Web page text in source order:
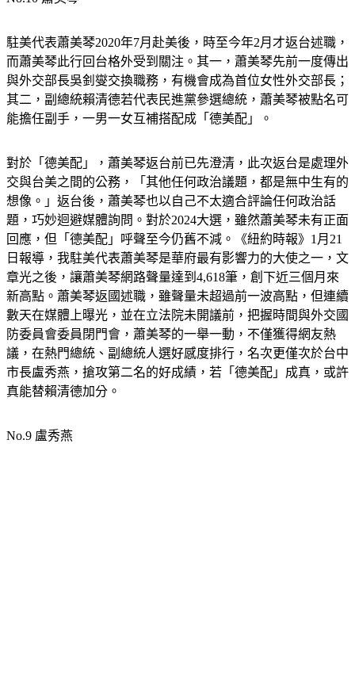
駐美代表蕭美琴2020年7月赴美後，時至今年2月才返台述職，
而蕭美琴此行回台格外受到關注。其一，蕭美琴先前一度傳出
與外交部長吳釗燮交換職務，有機會成為首位女性外交部長；
其二，副總統賴清德若代表民進黨參選總統，蕭美琴被點名可
能擔任副手，一男一女互補搭配成「德美配」。
對於「德美配」，蕭美琴返台前已先澄清，此次返台是處理外
交與台美之間的公務，「其他任何政治議題，都是無中生有的
想像。」返台後，蕭美琴也以自己不太適合評論任何政治話
題，巧妙迴避媒體詢問。對於2024大選，雖然蕭美琴未有正面
回應，但「德美配」呼聲至今仍舊不減。《紐約時報》1月21
日報導，我駐美代表蕭美琴是華府最有影響力的大使之一，文
章光之後，讓蕭美琴網路聲量達到4,618筆，創下近三個月來
新高點。蕭美琴返國述職，雖聲量未超過前一波高點，但連續
數天在媒體上曝光，並在立法院未開議前，把握時間與外交國
防委員會委員閉門會，蕭美琴的一舉一動，不僅獲得網友熱
議，在熱門總統、副總統人選好感度排行，名次更僅次於台中
市長盧秀燕，搶攻第二名的好成績，若「德美配」成真，或許
真能替賴清德加分。
No.9 盧秀燕